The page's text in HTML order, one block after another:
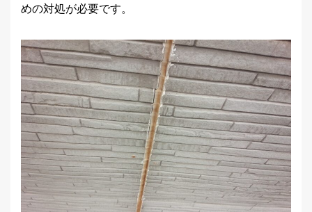
めの対処が必要です。